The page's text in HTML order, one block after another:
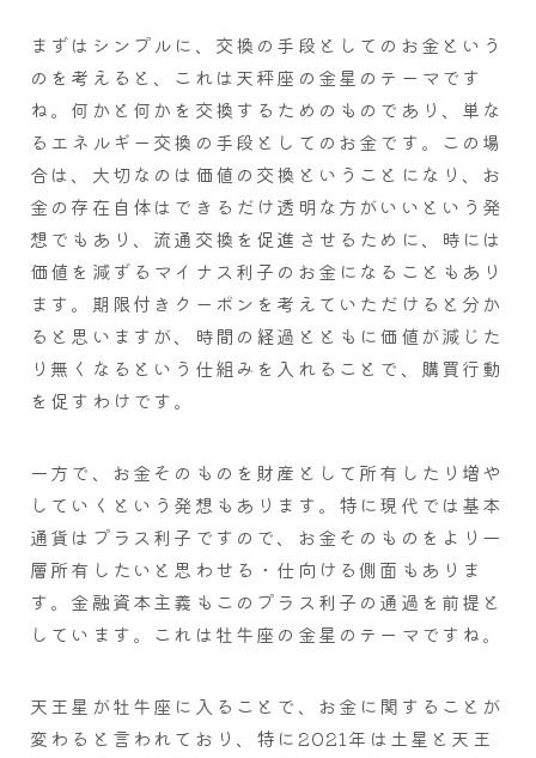
まずはシンプルに、交換の手段としてのお金という
のを考えると、これは天秤座の金星のテーマです
ね。何かと何かを交換するためのものであり、単な
るエネルギー交換の手段としてのお金です。この場
合は、大切なのは価値の交換ということになり、お
金の存在自体はできるだけ透明な方がいいという発
想でもあり、流通交換を促進させるために、時には
価値を減ずるマイナス利子のお金になることもあり
ます。期限付きクーポンを考えていただけると分か
ると思いますが、時間の経過とともに価値が減じた
り無くなるという仕組みを入れることで、購買行動
を促すわけです。
一方で、お金そのものを財産として所有したり増や
していくという発想もあります。特に現代では基本
通貨はプラス利子ですので、お金そのものをより一
層所有したいと思わせる・仕向ける側面もありま
す。金融資本主義もこのプラス利子の通過を前提と
しています。これは牡牛座の金星のテーマですね。
天王星が牡牛座に入ることで、お金に関することが
変わると言われており、特に2021年は土星と天王